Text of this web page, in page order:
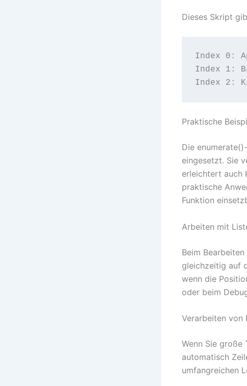
Dieses Skript
Index 0:
Index 1:
Praktische
Die
eingesetzt. Sie
erleichtert auch
praktische
Funktion
Arbeiten mit
Beim
gleichzeitig auf
wenn die
oder beim
Verarbeiten von
Wenn Sie große
automatisch
umfangreichen